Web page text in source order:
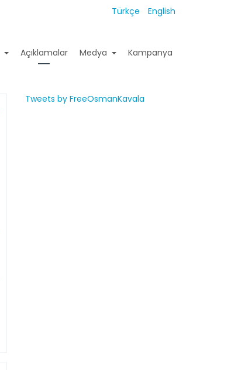
Türkçe English
Açıklamalar Medya Kampanya
Tweets by FreeOsmanKavala